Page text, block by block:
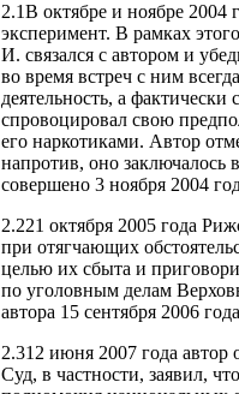
2.1В октябре и ноябре
эксперимент. В рамках
И. связался с автором и
во время встреч с ним
деятельность, а
спровоцировал свою
его наркотиками. Автор
напротив, оно заключалось
совершено 3 ноября 2004
2.221 октября 2005 года
при отягчающих
целью их сбыта и
по уголовным делам
автора 15 сентября 2006
2.312 июня 2007 года автор
Cуд, в частности, заявил,